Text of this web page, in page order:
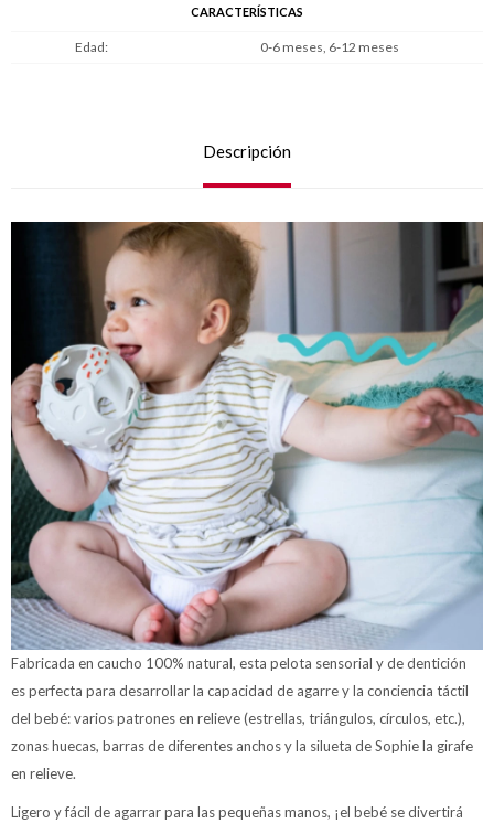
CARACTERÍSTICAS
Edad 0-6 meses, 6-12 meses
Descripción
Fabricada en caucho 100% natural, esta pelota sensorial y de dentición
es perfecta para desarrollar la capacidad de agarre y la conciencia táctil
del bebé: varios patrones en relieve (estrellas, triángulos, círculos, etc.),
zonas huecas, barras de diferentes anchos y la silueta de Sophie la girafe
en relieve.
Ligero y fácil de agarrar para las pequeñas manos, ¡el bebé se divertirá